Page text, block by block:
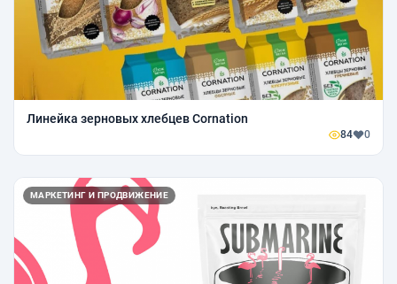
Линейка зерновых хлебцев Cornation
84 0
МАРКЕТИНГ И ПРОДВИЖЕНИЕ